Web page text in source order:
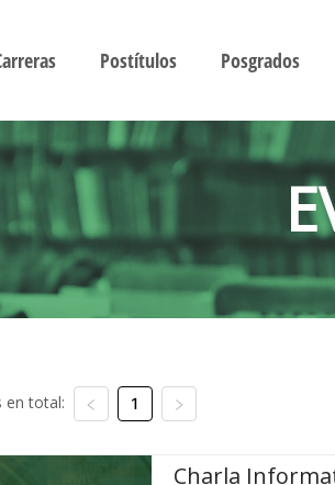
Postítulos Posgrados
en total: 1
Charla